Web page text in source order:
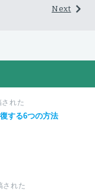
Next
れた
する6つの方法
された